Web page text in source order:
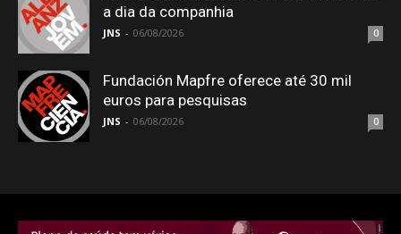
a dia da companhia
JNS - 06/08/2026 0
Fundación Mapfre oferece até 30 mil
euros para pesquisas
JNS - 06/08/2026 0